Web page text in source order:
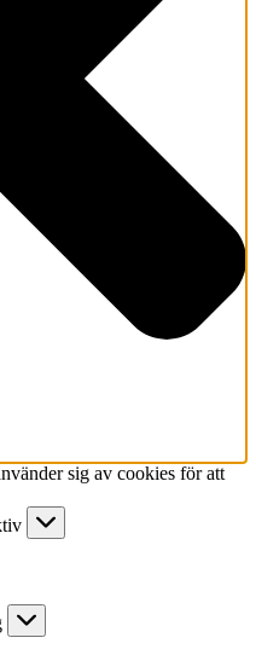
sig av cookies för att